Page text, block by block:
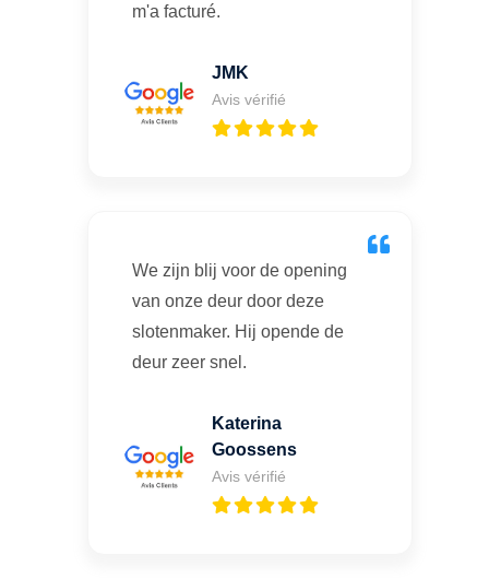
m'a facturé.
JMK
Avis vérifié
We zijn blij voor de opening
van onze deur door deze
slotenmaker. Hij opende de
deur zeer snel.
Katerina
Goossens
Avis vérifié